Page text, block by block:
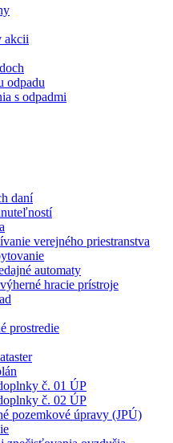
akcii
odpadu
s odpadmi
daní
verejného priestranstva
automaty
hracie prístroje
prostredie
č. 01 ÚP
č. 02 ÚP
pozemkové úpravy (JPÚ)